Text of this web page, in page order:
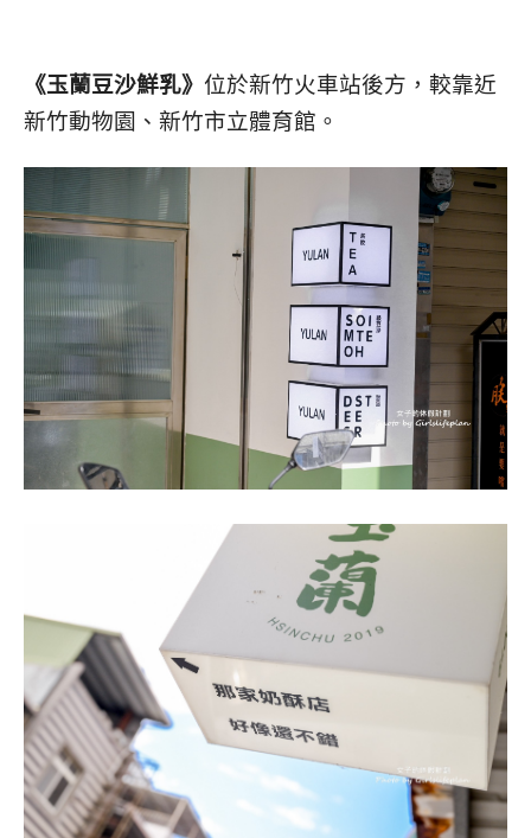
《玉蘭豆沙鮮乳》 位於新竹火車站後方，較靠近
新竹動物園、新竹市立體育館。